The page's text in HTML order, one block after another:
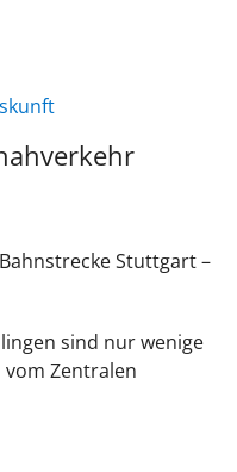
Stuttgart –
sind nur wenige
Zentralen